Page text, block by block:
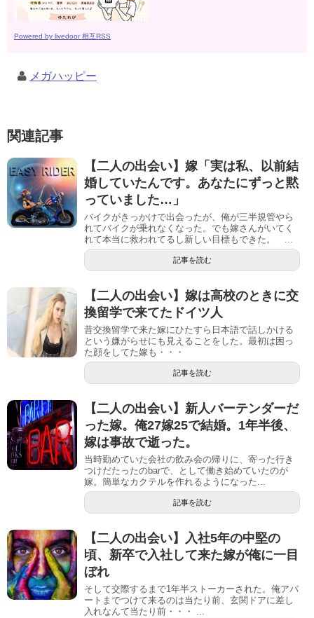
Powered by livedoor 相互RSS
メガハッピー
関連記事
【二人の出会い】嫁「実は私、以前結
婚していたんです。あなたにずっと黙
っていました…」
バイクがきっかけで出会ったが、俺が三半規管やら
れてバイクが乗れなくなった。でも嫁さんがいてく
れて本当に救われてるし新しい目標もできた。 ...
記事を読む
【二人の出会い】嫁は高校のときに交
換留学で来てたドイツ人
昔交換留学で来た嫁にひたすら日本語で話しかける
という嫌がらせにも見えることをした。最初は困っ
た顔をしてた嫁も・・・
記事を読む
【二人の出会い】新人バーテンダーだ
った嫁。俺27嫁25で結婚。1年半後、
嫁は事故で逝った。
当時勤めていた会社の飲み会の帰りに、寄った行き
つけだたったのbarで、として働き始めていたのが
嫁。簡単なカクテルを作れるようになった...
記事を読む
【二人の出会い】入社5年の中堅の
頃、新卒で入社して来た嫁が俺に一目
ぼれ
そして交際するまで1年半ストーカーされた。俺アパ
ートまでつけて来るのは当たり前、玄関ドアに差し
入れなんて当たり前・・・ ...